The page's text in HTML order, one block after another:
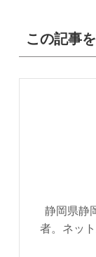
この記事
静岡県静
者。ネッ